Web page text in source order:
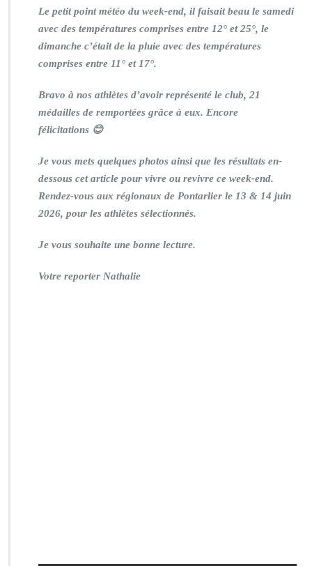
Le petit point météo du week-end, il faisait beau le samedi
avec des températures comprises entre 12° et 25°, le
dimanche c’était de la pluie avec des températures
comprises entre 11° et 17°.
Bravo à nos athlètes d’avoir représenté le club, 21
médailles de remportées grâce à eux. Encore
félicitations 😊
Je vous mets quelques photos ainsi que les résultats en-
dessous cet article pour vivre ou revivre ce week-end.
Rendez-vous aux régionaux de Pontarlier le 13 & 14 juin
2026, pour les athlètes sélectionnés.
Je vous souhaite une bonne lecture.
Votre reporter Nathalie